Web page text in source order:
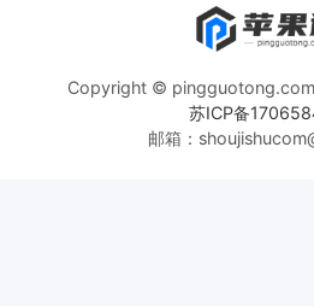
Copyright © pingguotong.com
苏ICP备
邮箱：